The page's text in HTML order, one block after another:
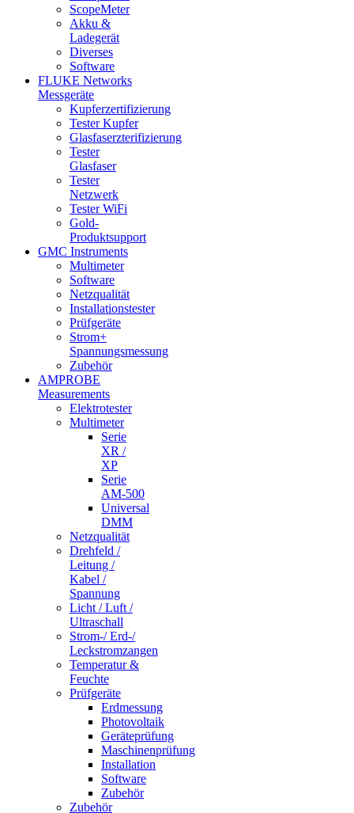
ScopeMeter
Akku &
Ladegerät
Diverses
Software
FLUKE Networks
Messgeräte
Kupferzertifizierung
Tester Kupfer
Glasfaserzterifizierung
Tester
Glasfaser
Tester
Netzwerk
Tester WiFi
Gold-
Produktsupport
GMC Instruments
Multimeter
Software
Netzqualität
Installationstester
Prüfgeräte
Strom+
Spannungsmessung
Zubehör
AMPROBE
Measurements
Elektrotester
Multimeter
Serie
XR /
XP
Serie
AM-500
Universal
DMM
Netzqualität
Drehfeld /
Leitung /
Kabel /
Spannung
Licht / Luft /
Ultraschall
Strom-/ Erd-/
Leckstromzangen
Temperatur &
Feuchte
Prüfgeräte
Erdmessung
Photovoltaik
Geräteprüfung
Maschinenprüfung
Installation
Software
Zubehör
Zubehör